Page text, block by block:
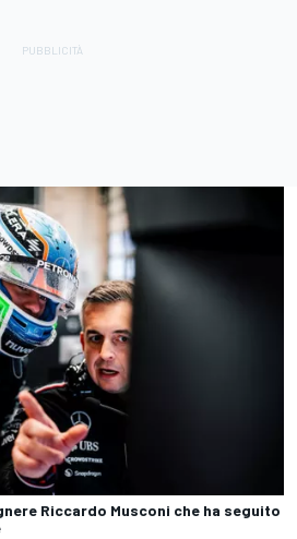
Riccardo Musconi che ha seguito